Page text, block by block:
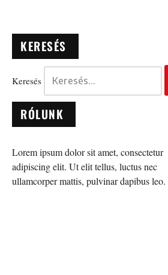
KERESÉS
Keresés
RÓLUNK
Lorem ipsum dolor sit amet, consectetur
adipiscing elit. Ut elit tellus, luctus nec
ullamcorper mattis, pulvinar dapibus leo.